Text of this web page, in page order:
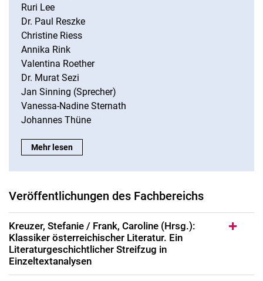
Ruri Lee
Dr. Paul Reszke
Christine Riess
Annika Rink
Valentina Roether
Dr. Murat Sezi
Jan Sinning (Sprecher)
Vanessa-Nadine Sternath
Johannes Thüne
Lehr- und Forschungsschwerpunkt "Climate Thinking":
Mehr lesen
Veröffentlichungen des Fachbereichs
Kreuzer, Stefanie / Frank, Caroline (Hrsg.):
Klassiker österreichischer Literatur. Ein
Literaturgeschichtlicher Streifzug in
Einzeltextanalysen